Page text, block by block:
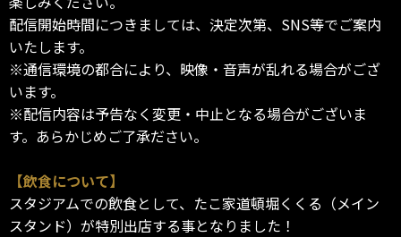
配信開始時間につきましては、決定次第、SNS等でご案内
いたします。
※通信環境の都合により、映像・音声が乱れる場合がござ
います。
※配信内容は予告なく変更・中止となる場合がございま
す。あらかじめご了承ださい。
【飲食について】
スタジアムでの飲食として、たこ家道頓堀くくる（メイン
スタンド）が特別出店する事となりました！